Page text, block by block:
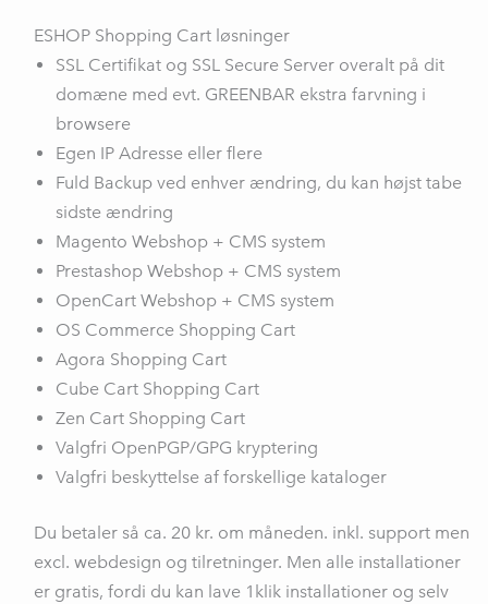
ESHOP Shopping Cart løsninger
SSL Certifikat og SSL Secure Server overalt på dit
domæne med evt. GREENBAR ekstra farvning i
browsere
Egen IP Adresse eller flere
Fuld Backup ved enhver ændring, du kan højst tabe
sidste ændring
Magento Webshop + CMS system
Prestashop Webshop + CMS system
OpenCart Webshop + CMS system
OS Commerce Shopping Cart
Agora Shopping Cart
Cube Cart Shopping Cart
Zen Cart Shopping Cart
Valgfri OpenPGP/GPG kryptering
Valgfri beskyttelse af forskellige kataloger
Du betaler så ca. 20 kr. om måneden. inkl. support men
excl. webdesign og tilretninger. Men alle installationer
er gratis, fordi du kan lave 1klik installationer og selv